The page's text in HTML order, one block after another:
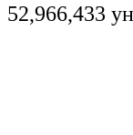
52,966,433